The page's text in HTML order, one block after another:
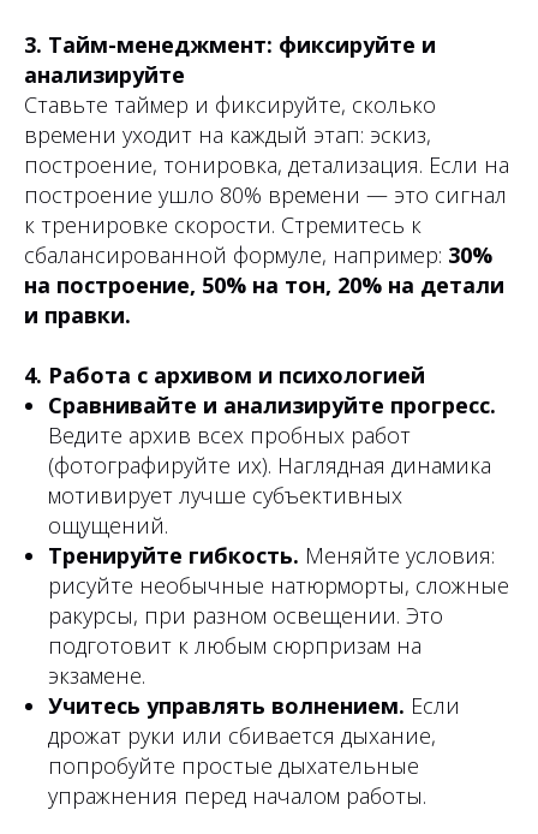
3. Тайм-менеджмент: фиксируйте и
анализируйте
Ставьте таймер и фиксируйте, сколько
времени уходит на каждый этап: эскиз,
построение, тонировка, детализация. Если на
построение ушло 80% времени — это сигнал
к тренировке скорости. Стремитесь к
сбалансированной формуле, например: 30%
на построение, 50% на тон, 20% на детали
и правки.
4. Работа с архивом и психологией
Сравнивайте и анализируйте прогресс.
Ведите архив всех пробных работ
(фотографируйте их). Наглядная динамика
мотивирует лучше субъективных
ощущений.
Тренируйте гибкость. Меняйте условия:
рисуйте необычные натюрморты, сложные
ракурсы, при разном освещении. Это
подготовит к любым сюрпризам на
экзамене.
Учитесь управлять волнением. Если
дрожат руки или сбивается дыхание,
попробуйте простые дыхательные
упражнения перед началом работы.